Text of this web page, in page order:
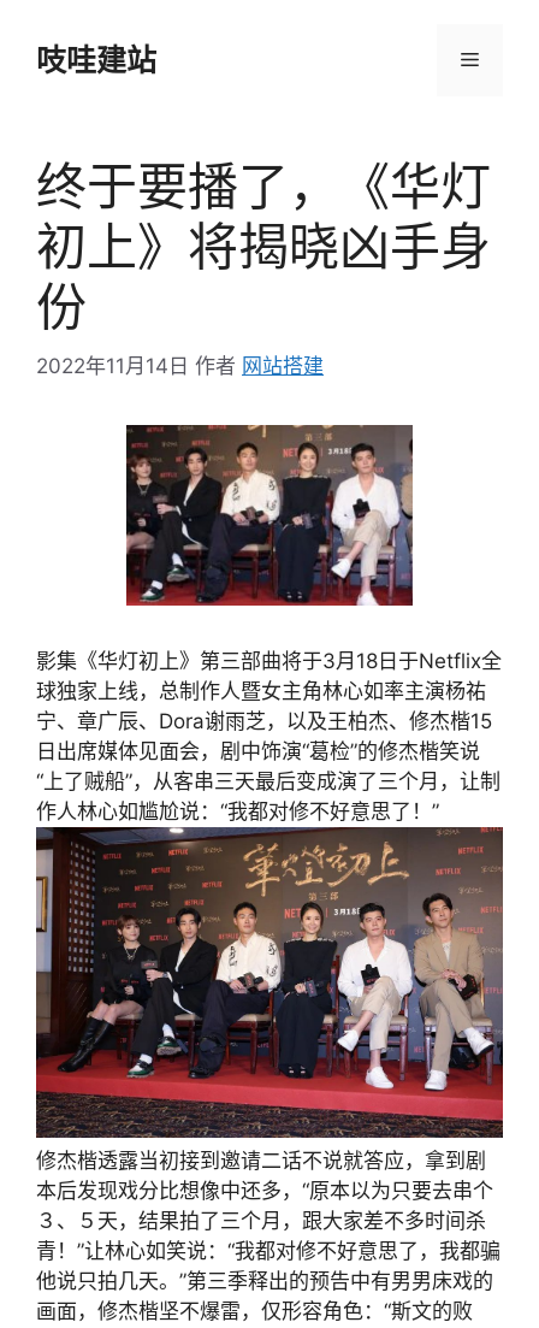
吱哇建站 菜
终于要播了，《华灯
初上》将揭晓凶手身
份
2022年11月14日 作者 网站搭建
影集《华灯初上》第三部曲将于3月18日于Netflix全
球独家上线，总制作人暨女主角林心如率主演杨祐
宁、章广辰、Dora谢雨芝，以及王柏杰、修杰楷15
日出席媒体见面会，剧中饰演“葛检”的修杰楷笑说
“上了贼船”，从客串三天最后变成演了三个月，让制
作人林心如尴尬说：“我都对修不好意思了！”
修杰楷透露当初接到邀请二话不说就答应，拿到剧
本后发现戏分比想像中还多，“原本以为只要去串个
３、５天，结果拍了三个月，跟大家差不多时间杀
青！”让林心如笑说：“我都对修不好意思了，我都骗
他说只拍几天。”第三季释出的预告中有男男床戏的
画面，修杰楷坚不爆雷，仅形容角色：“斯文的败